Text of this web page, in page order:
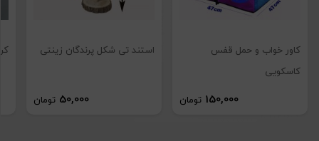
کاور خواب و حمل قفس
کاسکویی
150,000 تومان
استند تی شکل پرندگان زینتی
50,000 تومان
تصاویر رسمی